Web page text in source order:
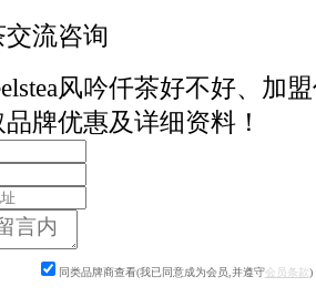
交流咨询
风吟仟茶好不好、加
牌优惠及详细资料！
同类品牌商查看(我已同意成为会员,并遵守会员条款)